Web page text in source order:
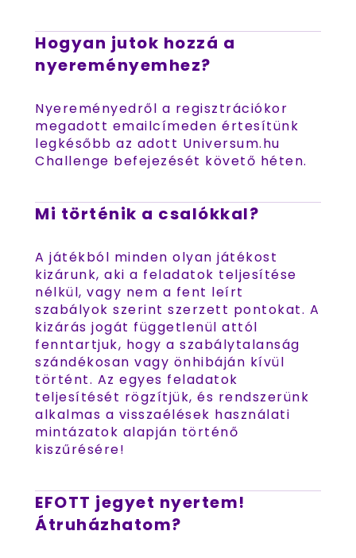
Hogyan jutok hozzá a
nyereményemhez?
Nyereményedről a regisztrációkor
megadott emailcímeden értesítünk
legkésőbb az adott Universum.hu
Challenge befejezését követő héten.
Mi történik a csalókkal?
A játékból minden olyan játékost
kizárunk, aki a feladatok teljesítése
nélkül, vagy nem a fent leírt
szabályok szerint szerzett pontokat. A
kizárás jogát függetlenül attól
fenntartjuk, hogy a szabálytalanság
szándékosan vagy önhibáján kívül
történt. Az egyes feladatok
teljesítését rögzítjük, és rendszerünk
alkalmas a visszaélések használati
mintázatok alapján történő
kiszűrésére!
EFOTT jegyet nyertem!
Átruházhatom?